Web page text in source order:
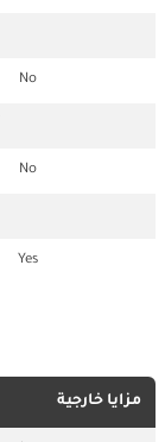
No
No
Yes
مزايا خارجية